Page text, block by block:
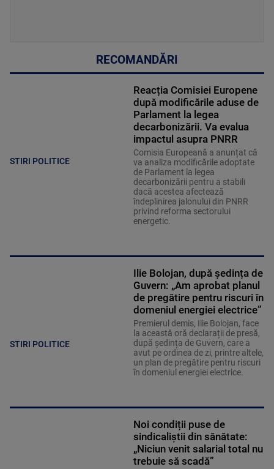
RECOMANDĂRI
STIRI POLITICE
Reacția Comisiei Europene
după modificările aduse de
Parlament la legea
decarbonizării. Va evalua
impactul asupra PNRR
Comisia Europeană a anunțat că
va analiza modificările adoptate
de Parlament la legea
decarbonizării pentru a stabili
dacă acestea afectează
îndeplinirea jalonului din PNRR
privind reforma sectorului
energetic.
STIRI POLITICE
Ilie Bolojan, după ședința de
Guvern: „Am aprobat planul
de pregătire pentru riscuri în
domeniul energiei electrice”
Premierul demis, Ilie Bolojan, face
la această oră declarații de presă,
după ședința de Guvern, care a
avut pe ordinea de zi, printre altele,
un plan de pregătire pentru riscuri
în domeniul energiei electrice.
Noi condiții puse de
sindicaliștii din sănătate:
„Niciun venit salarial total nu
trebuie să scadă”